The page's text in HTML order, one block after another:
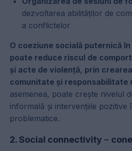
dezvoltarea abilităților de
a conflictelor
O coeziune socială puternică
poate reduce riscul de
și acte de violență, prin
comunitate și responsabilitate
asemenea, poate crește nivelul
informală și intervențiile pozitive
problematice.
2. Social connectivity –